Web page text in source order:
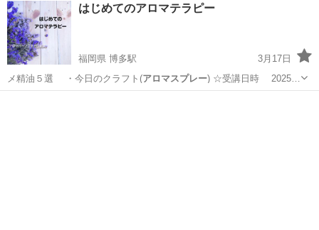
はじめてのアロマテラピー
福岡県 博多駅
3月17日
メ精油５選 ・今日のクラフト(アロマスプレー ) ☆受講日時 2025…